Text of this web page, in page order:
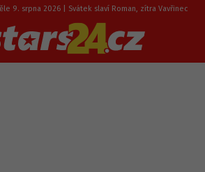
9. srpna 2026 | Svátek slaví Roman, zítra Vavřinec